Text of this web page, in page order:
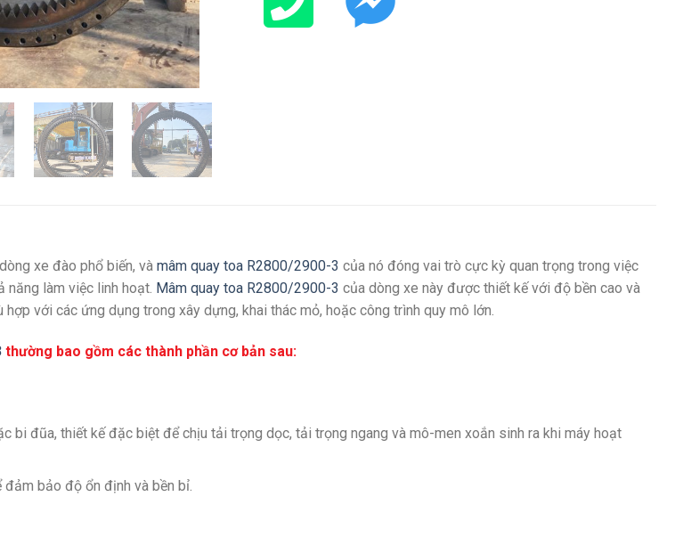
xe đào phổ biến, và mâm quay toa R2800/2900-3 của nó đóng vai trò cực kỳ quan trọng trong việc
năng làm việc linh hoạt. Mâm quay toa R2800/2900-3 của dòng xe này được thiết kế với độ bền cao và
hợp với các ứng dụng trong xây dựng, khai thác mỏ, hoặc công trình quy mô lớn.
thường bao gồm các thành phần cơ bản sau:
bi đũa, thiết kế đặc biệt để chịu tải trọng dọc, tải trọng ngang và mô-men xoắn sinh ra khi máy hoạt
bảo độ ổn định và bền bỉ.